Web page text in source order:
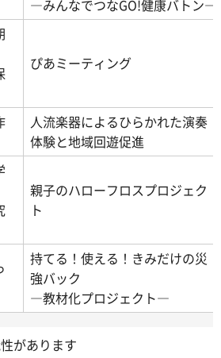
―みんなでつなGO!健康バトン―
ぴあミーティング
人流楽器によるひらかれた演奏
体験と地域回遊促進
親子のハローフロスプロジェク
ト
持てる！使える！きみだけの災
強バック
―教材化プロジェクト―
があります